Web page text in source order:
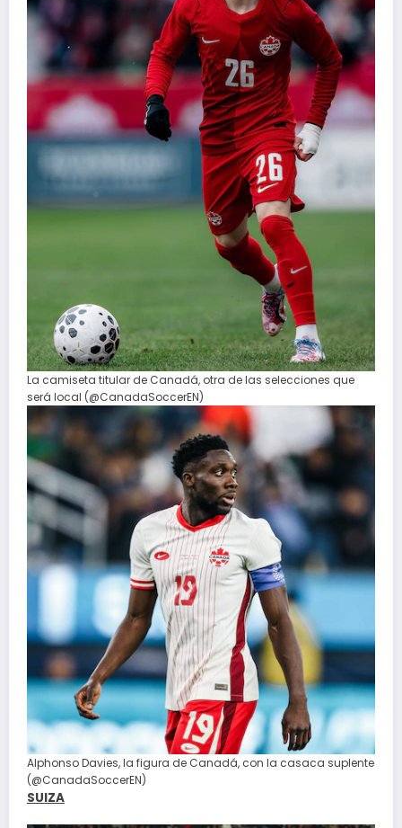
La camiseta titular de Canadá, otra de las selecciones que
será local (@CanadaSoccerEN)
Alphonso Davies, la figura de Canadá, con la casaca suplente
(@CanadaSoccerEN)
SUIZA